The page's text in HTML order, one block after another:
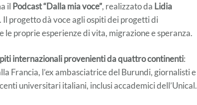
il Podcast “Dalla mia voce”, realizzato da Lidia
Il progetto dà voce agli ospiti dei progetti di
proprie esperienze di vita, migrazione e speranza.
internazionali provenienti da quattro continenti:
Francia, l’ex ambasciatrice del Burundi, giornalisti e
universitari italiani, inclusi accademici dell’Unical.